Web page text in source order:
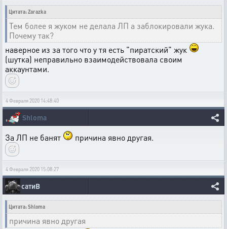
Цитата: Zarazka
Тем более я жуком не делала ЛП а заблокировали жука.
Почему так?
наверное из за того что у тя есть "пиратский" жук
(шутка) неправильно взаимодействовала своим
аккаунтами.
4 Февраля 2020 14:48:40
Shloma
За ЛП не банят причина явно другая.
4 Февраля 2020 15:08:27
сатиВ
Цитата: Shloma
причина явно другая